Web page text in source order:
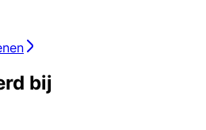
bij